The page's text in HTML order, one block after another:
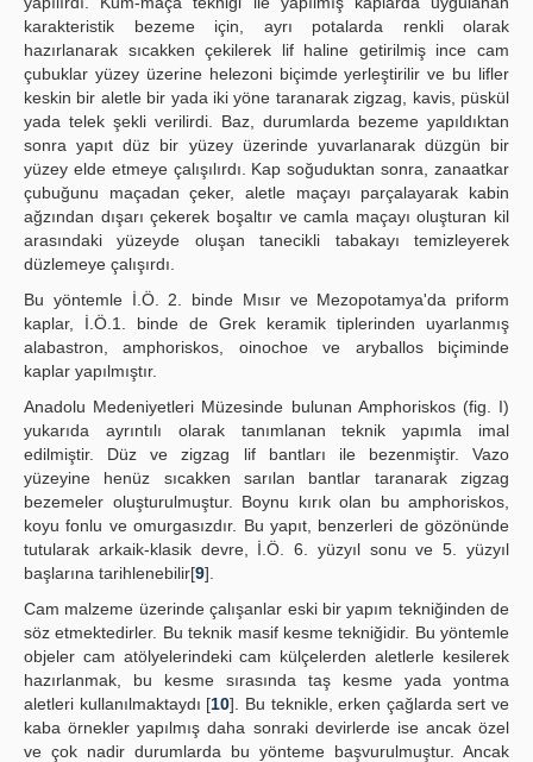
karakteristik bezeme için, ayrı potalarda renkli olarak
hazırlanarak sıcakken çekilerek lif haline getirilmiş ince cam
çubuklar yüzey üzerine helezoni biçimde yerleştirilir ve bu lifler
keskin bir aletle bir yada iki yöne taranarak zigzag, kavis, püskül
yada telek şekli verilirdi. Baz, durumlarda bezeme yapıldıktan
sonra yapıt düz bir yüzey üzerinde yuvarlanarak düzgün bir
yüzey elde etmeye çalışılırdı. Kap soğuduktan sonra, zanaatkar
çubuğunu maçadan çeker, aletle maçayı parçalayarak kabin
ağzından dışarı çekerek boşaltır ve camla maçayı oluşturan kil
arasındaki yüzeyde oluşan tanecikli tabakayı temizleyerek
düzlemeye çalışırdı.
Bu yöntemle İ.Ö. 2. binde Mısır ve Mezopotamya'da priform
kaplar, İ.Ö.1. binde de Grek keramik tiplerinden uyarlanmış
alabastron, amphoriskos, oinochoe ve aryballos biçiminde
kaplar yapılmıştır.
Anadolu Medeniyetleri Müzesinde bulunan Amphoriskos (fig. I)
yukarıda ayrıntılı olarak tanımlanan teknik yapımla imal
edilmiştir. Düz ve zigzag lif bantları ile bezenmiştir. Vazo
yüzeyine henüz sıcakken sarılan bantlar taranarak zigzag
bezemeler oluşturulmuştur. Boynu kırık olan bu amphoriskos,
koyu fonlu ve omurgasızdır. Bu yapıt, benzerleri de gözönünde
tutularak arkaik-klasik devre, İ.Ö. 6. yüzyıl sonu ve 5. yüzyıl
başlarına tarihlenebilir[9].
Cam malzeme üzerinde çalışanlar eski bir yapım tekniğinden de
söz etmektedirler. Bu teknik masif kesme tekniğidir. Bu yöntemle
objeler cam atölyelerindeki cam külçelerden aletlerle kesilerek
hazırlanmak, bu kesme sırasında taş kesme yada yontma
aletleri kullanılmaktaydı [10]. Bu teknikle, erken çağlarda sert ve
kaba örnekler yapılmış daha sonraki devirlerde ise ancak özel
ve çok nadir durumlarda bu yönteme başvurulmuştur. Ancak